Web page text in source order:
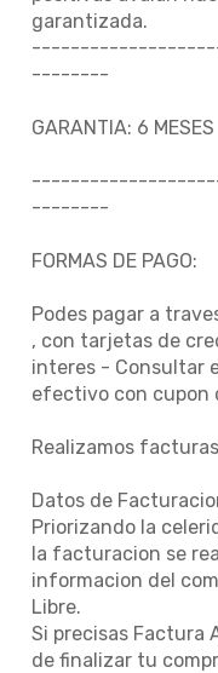
garantizada.
--------
GARANTIA: 6 MESES
--------
FORMAS DE PAGO:
Podes pagar a
, con tarjetas de
interes - Consultar
efectivo con cupon
Realizamos
Datos de
Priorizando la
la facturacion se
informacion del
Libre.
Si precisas Factura
de finalizar tu